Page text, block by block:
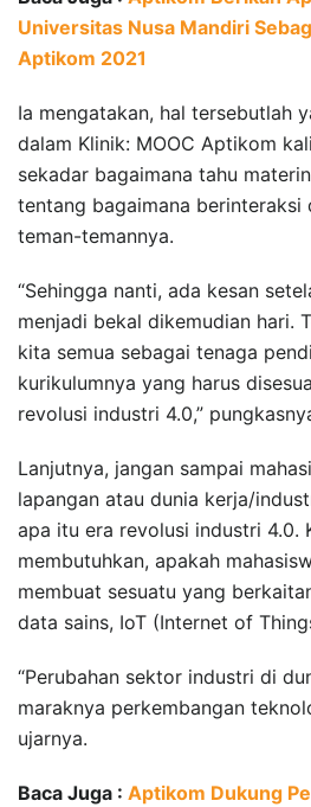
Universitas Nusa Mandiri
Aptikom 2021
Ia mengatakan, hal tersebutlah
dalam Klinik: MOOC Aptikom
sekadar bagaimana tahu
tentang bagaimana berinteraksi
teman-temannya.
“Sehingga nanti, ada kesan
menjadi bekal dikemudian hari.
kita semua sebagai tenaga
kurikulumnya yang harus
revolusi industri 4.0,”
Lanjutnya, jangan sampai
lapangan atau dunia kerja/
apa itu era revolusi industri 4.0.
membutuhkan, apakah
membuat sesuatu yang
data sains, IoT (Internet of
“Perubahan sektor industri di
maraknya perkembangan
ujarnya.
Baca Juga : Aptikom Dukung